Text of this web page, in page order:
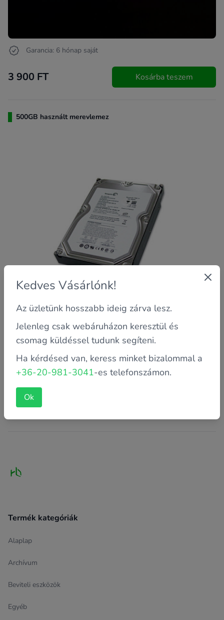
Garancia: 6 hónap saját
3 900 FT Kosárba teszem
500GB használt merevlemez
Garancia: 6 hónap saját
4 900 FT Kosárba teszem
Termék kategóriák
Alaplap
Archívum
Beviteli eszközök
Egyéb
Kedves Vásárlónk!
Az üzletünk hosszabb ideig zárva lesz.
Jelenleg csak webáruházon keresztül és
csomag küldéssel tudunk segíteni.
Ha kérdésed van, keress minket bizalommal a
+36-20-981-3041-es telefonszámon.
Ok